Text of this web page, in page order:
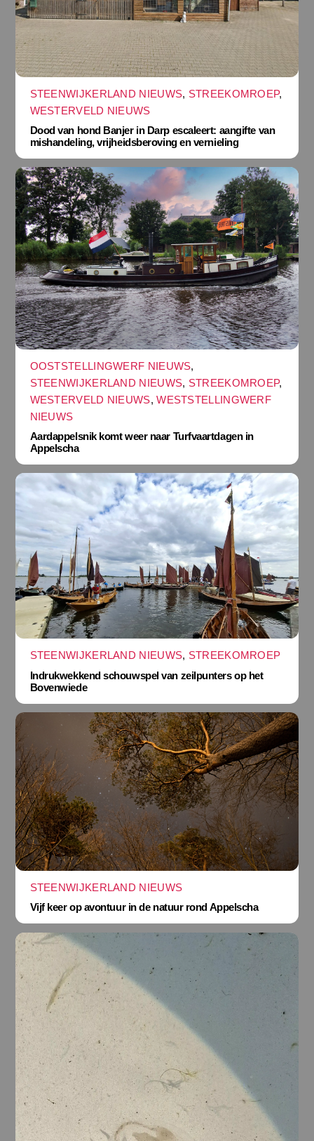
STEENWIJKERLAND NIEUWS, STREEKOMROEP,
WESTERVELD NIEUWS
Dood van hond Banjer in Darp escaleert: aangifte van
mishandeling, vrijheidsberoving en vernieling
OOSTSTELLINGWERF NIEUWS,
STEENWIJKERLAND NIEUWS, STREEKOMROEP,
WESTERVELD NIEUWS,WESTSTELLINGWERF
NIEUWS
Aardappelsnik komt weer naar Turfvaartdagen in
Appelscha
STEENWIJKERLAND NIEUWS, STREEKOMROEP
Indrukwekkend schouwspel van zeilpunters op het
Bovenwiede
STEENWIJKERLAND NIEUWS
Vijf keer op avontuur in de natuur rond Appelscha